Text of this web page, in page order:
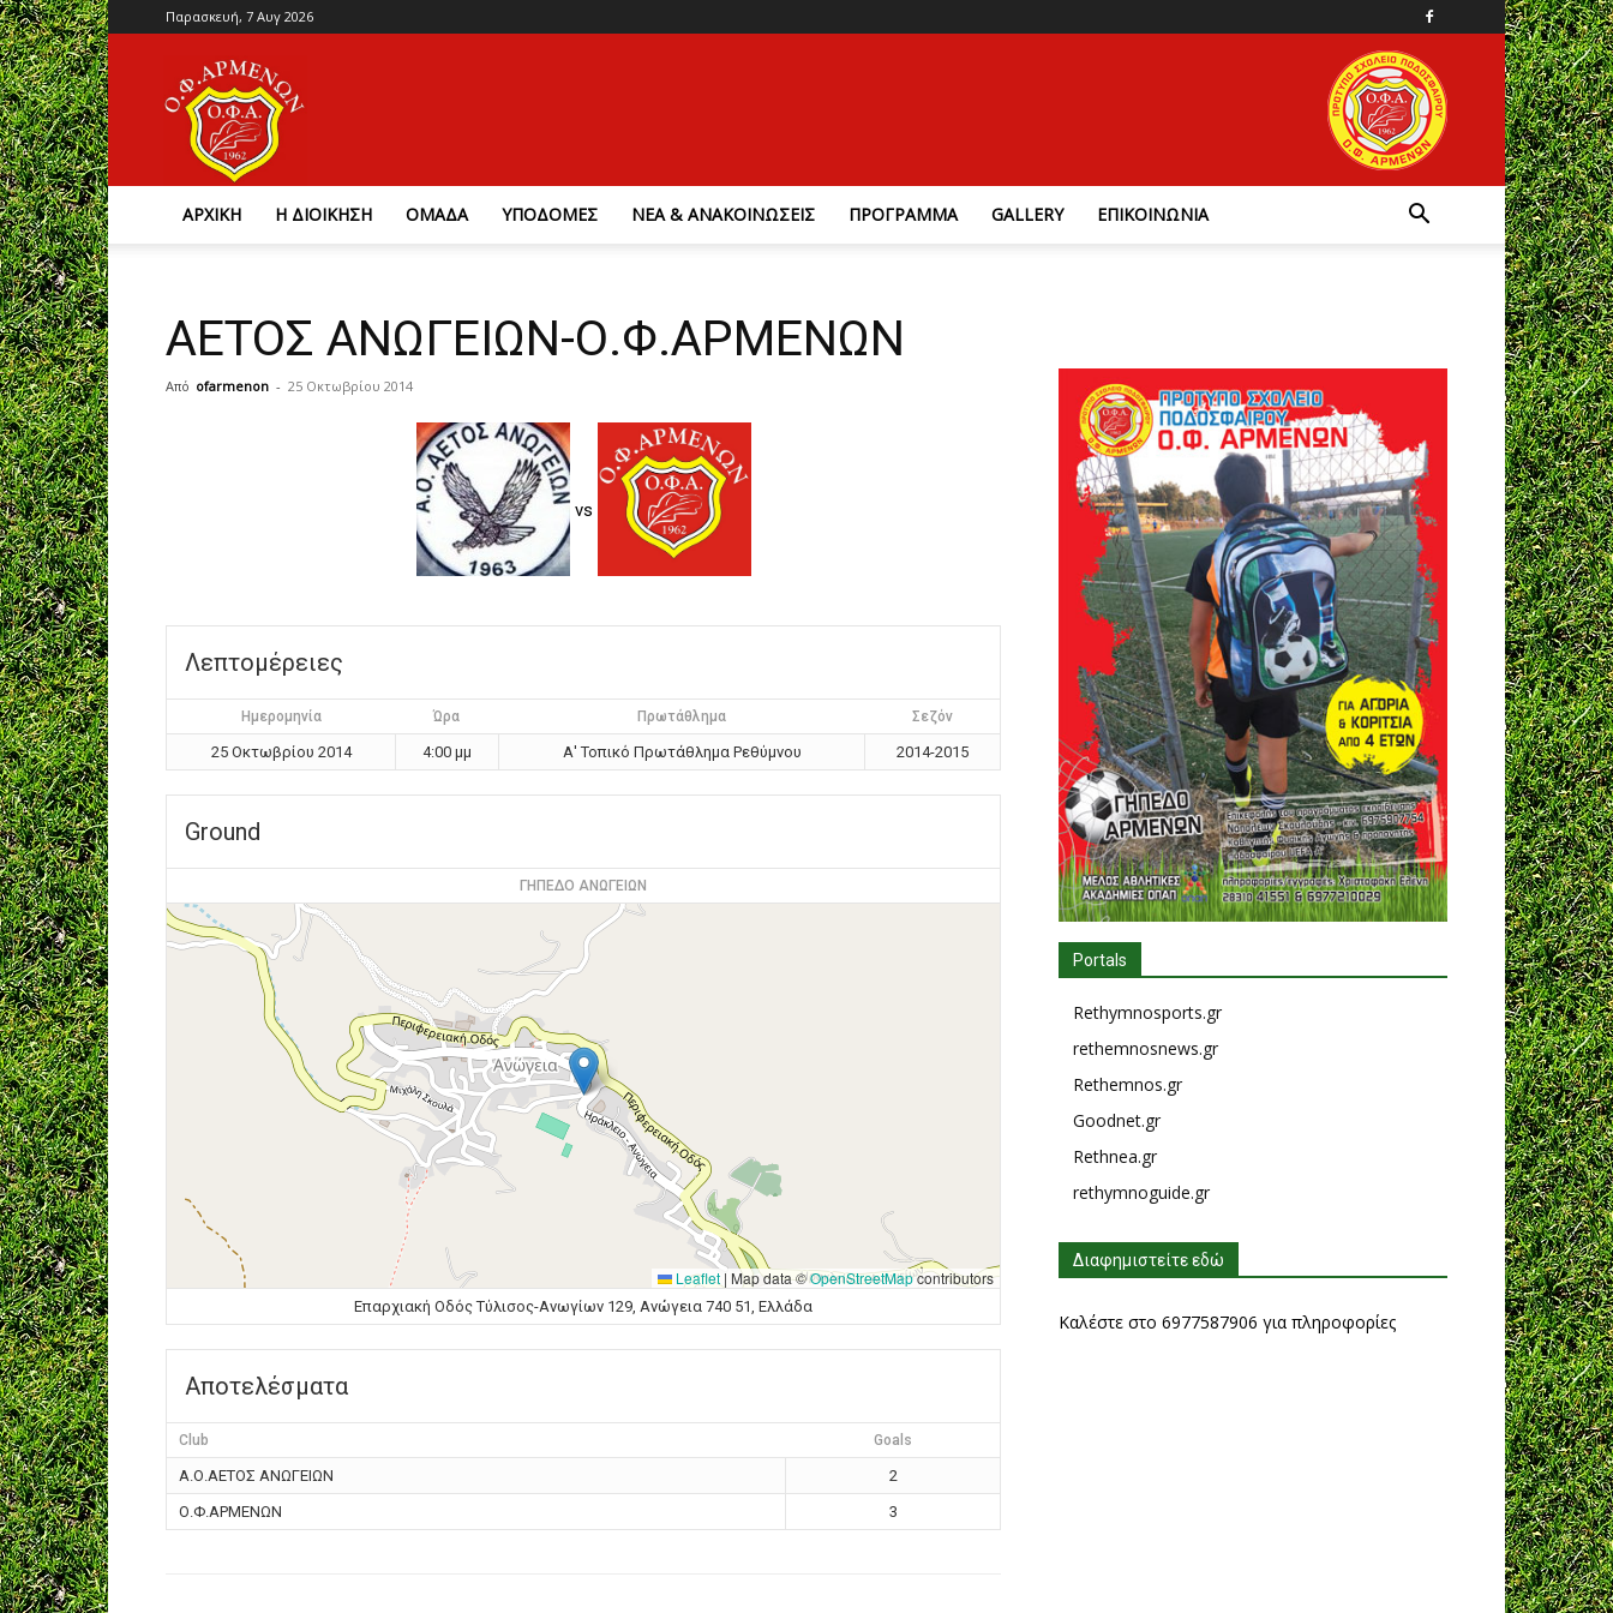
Παρασκευή, 7 Αυγ 2026
ΑΡΧΙΚΗ Η ΔΙΟΙΚΗΣΗ ΟΜΑΔΑ ΥΠΟΔΟΜΕΣ ΝΕΑ & ΑΝΑΚΟΙΝΩΣΕΙΣ ΠΡΟΓΡΑΜΜΑ GALLERY ΕΠΙΚΟΙΝΩΝΙΑ
ΑΕΤΟΣ ΑΝΩΓΕΙΩΝ-Ο.Φ.ΑΡΜΕΝΩΝ
Από ofarmenon - 25 Οκτωβρίου 2014
vs
Λεπτομέρειες
Ημερομηνία Ώρα Πρωτάθλημα Σεζόν
25 Οκτωβρίου 2014 4:00 μμ Α' Τοπικό Πρωτάθλημα Ρεθύμνου 2014-2015
Ground
ΓΗΠΕΔΟ ΑΝΩΓΕΙΩΝ
Leaflet | Map data ©OpenStreetMapcontributors
Επαρχιακή Οδός Τύλισος-Ανωγίων 129, Ανώγεια 740 51, Ελλάδα
Αποτελέσματα
Club Goals
Α.Ο.ΑΕΤΟΣ ΑΝΩΓΕΙΩΝ
2
Ο.Φ.ΑΡΜΕΝΩΝ
3
Portals
Rethymnosports.gr
rethemnosnews.gr
Rethemnos.gr
Goodnet.gr
Rethnea.gr
rethymnoguide.gr
Διαφημιστείτε εδώ
Καλέστε στο 6977587906 για πληροφορίες